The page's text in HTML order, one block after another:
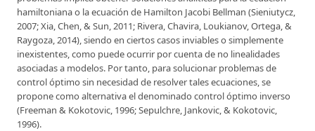
hamiltoniana o la ecuación de Hamilton Jacobi Bellman (Sieniutycz,
2007; Xia, Chen, & Sun, 2011; Rivera, Chavira, Loukianov, Ortega, &
Raygoza, 2014), siendo en ciertos casos inviables o simplemente
inexistentes, como puede ocurrir por cuenta de no linealidades
asociadas a modelos. Por tanto, para solucionar problemas de
control óptimo sin necesidad de resolver tales ecuaciones, se
propone como alternativa el denominado control óptimo inverso
(Freeman & Kokotovic, 1996; Sepulchre, Jankovic, & Kokotovic,
1996).